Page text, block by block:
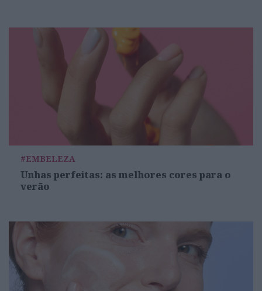
#EMBELEZA
Unhas perfeitas: as melhores cores para o
verão